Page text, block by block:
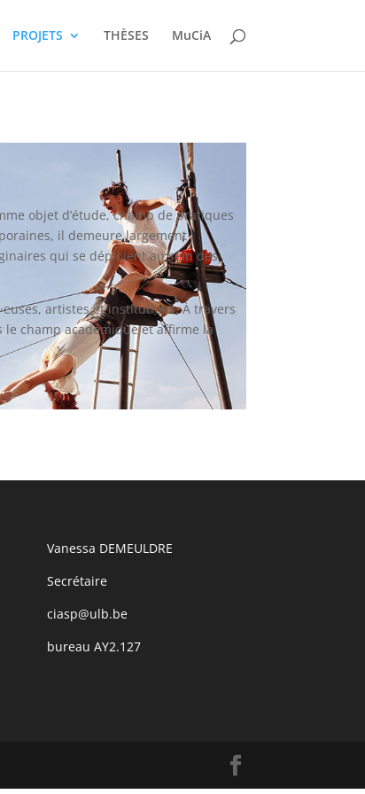
PROJETS THÈSES MuCiA
objet d’étude, champ de pratiques
il demeure largement
qui se déploient au sein des
artistes et institutions. À travers
le champ académique et affirme la
Vanessa DEMEULDRE
Secrétaire
ciasp@ulb.be
bureau AY2.127